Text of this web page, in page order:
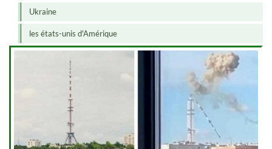
Ukraine
les états-unis d'Amérique